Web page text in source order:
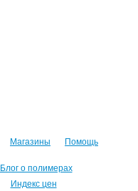
Магазины Помощь
Блог о полимерах
Индекс цен